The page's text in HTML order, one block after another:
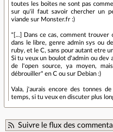
toutes les boites ne sont pas
sur qu'il faut savoir chercher un
viande sur Monster.fr :)
"[...] Dans ce cas, comment
dans le libre, genre admin sys ou
ruby, et le C, sans pour autant etre
Si tu veux un boulot d'admin ou dev
de l'open source, ya moyen,
débrouiller" en C ou sur Debian :)
Vala, j'aurais encore des tonnes
temps, si tu veux en discuter plus
Suivre le flux des